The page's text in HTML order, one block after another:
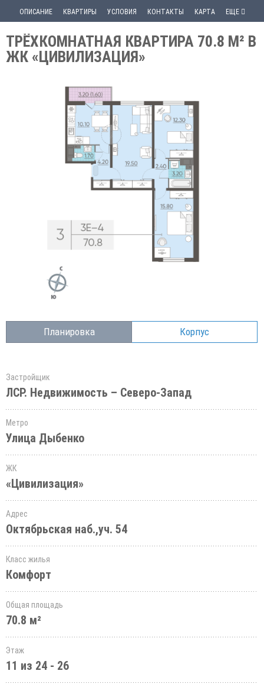
ОПИСАНИЕ КВАРТИРЫ УСЛОВИЯ КОНТАКТЫ КАРТА ЕЩЕ
ТРЁХКОМНАТНАЯ КВАРТИРА 70.8 М² В
ЖК «ЦИВИЛИЗАЦИЯ»
Планировка Корпус
Застройщик
ЛСР. Недвижимость – Северо-Запад
Метро
Улица Дыбенко
ЖК
«Цивилизация»
Адрес
Октябрьская наб.,уч. 54
Класс жилья
Комфорт
Общая площадь
70.8 м²
Этаж
11 из 24 - 26